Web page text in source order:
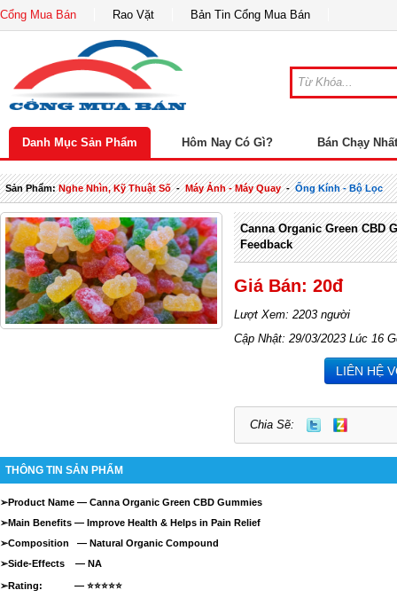
Cổng Mua Bán Rao Vặt Bản Tin Cổng Mua Bán
Danh Mục Sản Phẩm Hôm Nay Có Gì? Bán Chạy Nhất
Sản Phẩm:Nghe Nhìn, Kỹ Thuật Số-Máy Ảnh - Máy Quay-Ống Kính - Bộ Lọc
Canna Organic Green CBD
Feedback
Giá Bán: 20đ
Lượt Xem: 2203 người
Cập Nhật: 29/03/2023 Lúc 16
LIÊN HỆ
Chia Sẽ:
THÔNG TIN SẢN PHẨM
➢Product Name — Canna Organic Green CBD Gummies
➢Main Benefits — Improve Health & Helps in Pain Relief
➢Composition — Natural Organic Compound
➢Side-Effects — NA
➢Rating: — ⭐⭐⭐⭐⭐